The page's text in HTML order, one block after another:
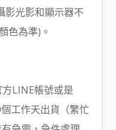
影光影和顯示器不
色為準)。
LINE帳號或是
工作天出貨（繁忙